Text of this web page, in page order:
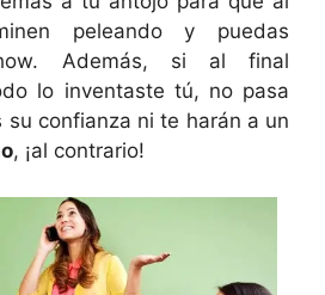
peleando y puedas
Además, si al final
lo inventaste tú, no pasa
su confianza ni te harán a un
, ¡al contrario!